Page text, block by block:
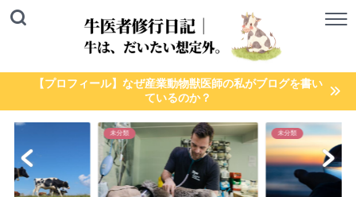
【プロフィール】なぜ産業動物獣医師の私がブログを書い
ているのか？
未分類 未分類